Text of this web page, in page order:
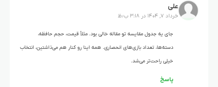
علی
خرداد ۷, ۱۴۰۴ در ۳:۱۸ ب٫ظ
جای یه جدول مقایسه تو مقاله خالی بود. مثلاً قیمت، حجم حافظه،
دسته‌ها، تعداد بازی‌های انحصاری. همه اینا رو کنار هم می‌ذاشتین، انتخاب
خیلی راحت‌تر می‌شد.
پاسخ